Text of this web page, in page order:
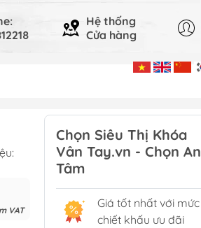
Hệ thống
Cửa hàng
VAT
Chọn Siêu Thị Khóa
Vân Tay.vn - Chọn An
Tâm
Giá tốt nhất với mức
chiết khấu ưu đãi